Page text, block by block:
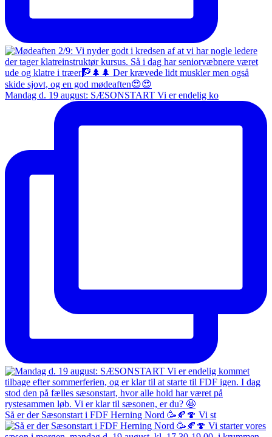
Mandag d. 19 august: SÆSONSTART Vi er endelig ko
Så er der Sæsonstart i FDF Herning Nord 🥳🍂🍄 Vi st